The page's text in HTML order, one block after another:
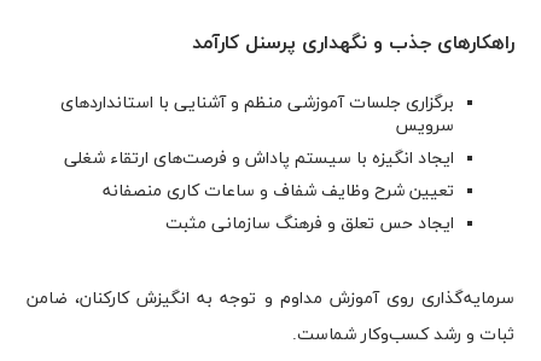
راهکارهای جذب و نگهداری پرسنل کارآمد
برگزاری جلسات آموزشی منظم و آشنایی با استانداردهای
سرویس
ایجاد انگیزه با سیستم پاداش و فرصت‌های ارتقاء شغلی
تعیین شرح وظایف شفاف و ساعات کاری منصفانه
ایجاد حس تعلق و فرهنگ سازمانی مثبت
سرمایه‌گذاری روی آموزش مداوم و توجه به انگیزش کارکنان، ضامن
ثبات و رشد کسب‌وکار شماست.